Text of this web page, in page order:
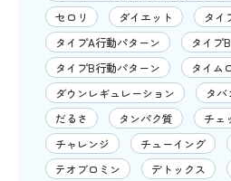
セロリ
ダイエット
タイ
タイプA行動パターン
タイプB
タイプB行動パターン
タイム
ダウンレギュレーション
タバ
だるさ
タンパク質
チェ
チャレンジ
チューイング
テオブロミン
デトックス